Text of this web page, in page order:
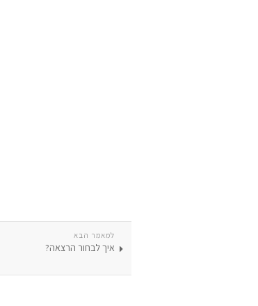
למאמר הבא
איך לבחור הרצאה?